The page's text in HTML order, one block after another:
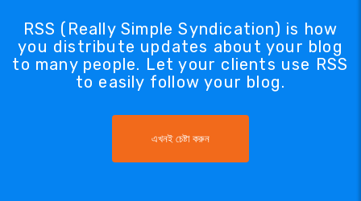
RSS (Really Simple Syndication) is how
you distribute updates about your blog
to many people. Let your clients use RSS
to easily follow your blog.
এখনই চেষ্টা করুন